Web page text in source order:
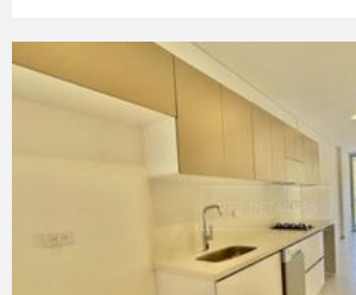
VER DETALLES